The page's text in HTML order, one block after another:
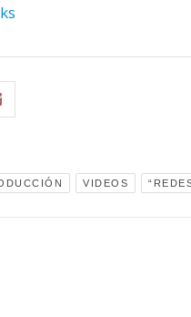
VIDEOS